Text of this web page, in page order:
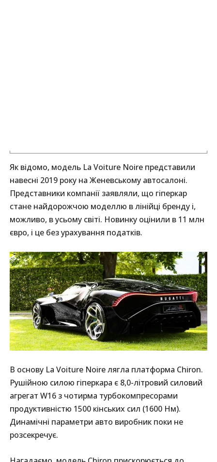
Як відомо, модель La Voiture Noire представили
навесні 2019 року на Женевському автосалоні.
Представники компанії заявляли, що гіперкар
стане найдорожчою моделлю в лінійці бренду і,
можливо, в усьому світі. Новинку оцінили в 11 млн
євро, і це без урахування податків.
В основу La Voiture Noire лягла платформа Chiron.
Рушійною силою гіперкара є 8,0-літровий силовий
агрегат W16 з чотирма турбокомпресорами
продуктивністю 1500 кінських сил (1600 Нм).
Динамічні параметри авто виробник поки не
розсекречує.